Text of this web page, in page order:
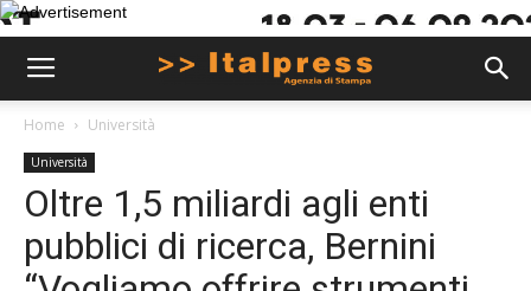
Home Università
Università
Oltre 1,5 miliardi agli enti
pubblici di ricerca, Bernini